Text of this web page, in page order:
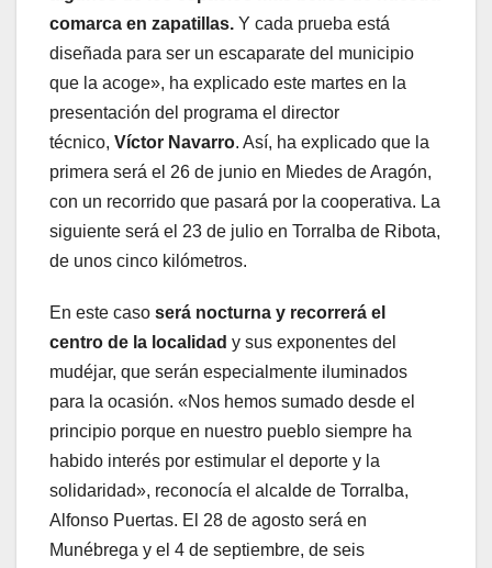
comarca en zapatillas. Y cada prueba está
diseñada para ser un escaparate del municipio
que la acoge», ha explicado este martes en la
presentación del programa el director
técnico, Víctor Navarro. Así, ha explicado que la
primera será el 26 de junio en Miedes de Aragón,
con un recorrido que pasará por la cooperativa. La
siguiente será el 23 de julio en Torralba de Ribota,
de unos cinco kilómetros.
En este caso será nocturna y recorrerá el
centro de la localidad y sus exponentes del
mudéjar, que serán especialmente iluminados
para la ocasión. «Nos hemos sumado desde el
principio porque en nuestro pueblo siempre ha
habido interés por estimular el deporte y la
solidaridad», reconocía el alcalde de Torralba,
Alfonso Puertas. El 28 de agosto será en
Munébrega y el 4 de septiembre, de seis